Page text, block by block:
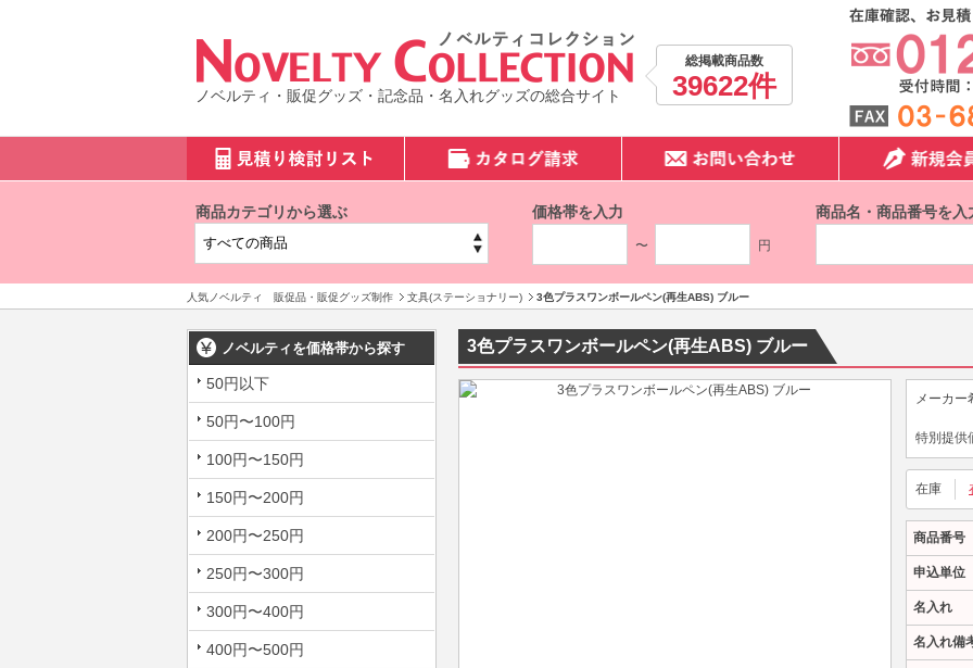
ノベルティ・販促グッズ・記念品・名入れグッズの総合サイト
総掲載商品数
39622件
商品カテゴリから選ぶ 価格帯を入力
〜 円
商品名・商品番号を入
人気ノベルティ 販促品・販促グッズ制作 文具(ステーショナリー) 3色プラスワンボールペン(再生ABS) ブルー
ノベルティを価格帯から探す
50円以下
50円〜100円
100円〜150円
150円〜200円
200円〜250円
250円〜300円
300円〜400円
400円〜500円
3色プラスワンボールペン(再生ABS) ブルー
メーカー
特別提供
在庫
商品番号
申込単位
名入れ
名入れ備